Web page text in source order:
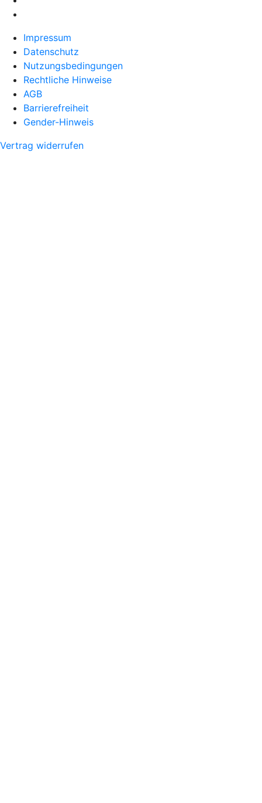
Impressum
Datenschutz
Nutzungsbedingungen
Rechtliche Hinweise
AGB
Barrierefreiheit
Gender-Hinweis
Vertrag widerrufen